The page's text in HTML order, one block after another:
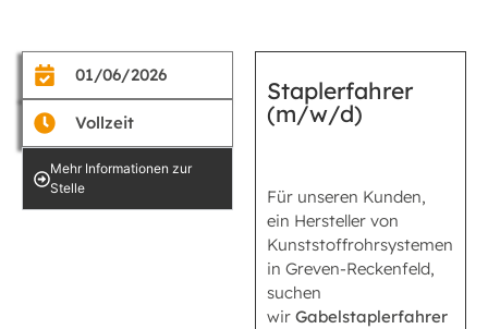
01/06/2026
Vollzeit
Mehr Informationen zur
Stelle
Staplerfahrer
(m/w/d)
Für unseren Kunden,
ein Hersteller von
Kunststoffrohrsystemen
in Greven-Reckenfeld,
suchen
wir Gabelstaplerfahrer